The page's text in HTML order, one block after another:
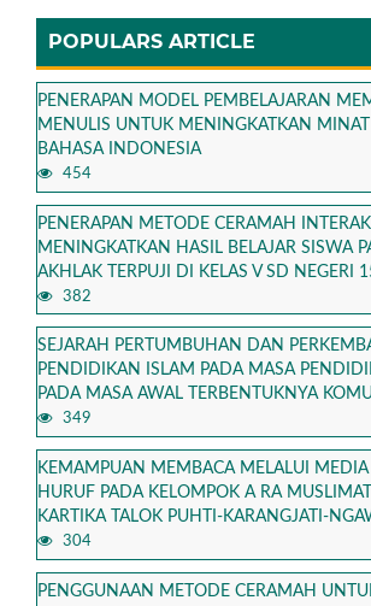
POPULARS ARTICLE
PENERAPAN MODEL PEMBELAJARAN
MENULIS UNTUK MENINGKATKAN MINAT
BAHASA INDONESIA
454
PENERAPAN METODE CERAMAH
MENINGKATKAN HASIL BELAJAR SISWA
AKHLAK TERPUJI DI KELAS V SD NEGERI
382
SEJARAH PERTUMBUHAN DAN
PENDIDIKAN ISLAM PADA MASA
PADA MASA AWAL TERBENTUKNYA
349
KEMAMPUAN MEMBACA MELALUI
HURUF PADA KELOMPOK A RA
KARTIKA TALOK PUHTI-KARANGJATI-
304
PENGGUNAAN METODE CERAMAH